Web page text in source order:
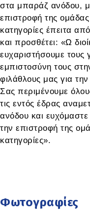
στα μπαράζ ανόδου,
επιστροφή της ομάδας
κατηγορίες έπειτα
και προσθέτει: «Ω
ευχαριστήσουμε τους
εμπιστοσύνη τους
φιλάθλους μας για
Σας περιμένουμε
τις εντός έδρας
ανόδου και
την επιστροφή της
κατηγορίες».
Φωτογραφίες